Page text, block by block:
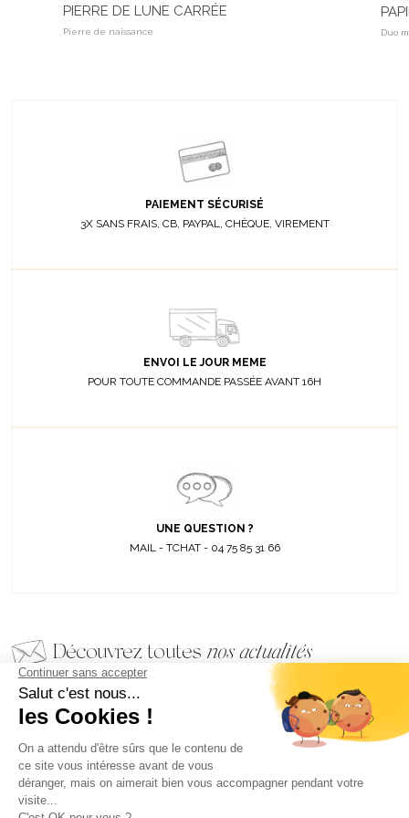
PIERRE DE LUNE CARRÉE
Pierre de naissance Duo
PAIEMENT SÉCURISÉ
3X SANS FRAIS, CB, PAYPAL, CHÈQUE, VIREMENT
ENVOI LE JOUR MEME
POUR TOUTE COMMANDE PASSÉE AVANT 16H
UNE QUESTION ?
MAIL - TCHAT - 04 75 85 31 66
Découvrez toutes nos actualités
EMAIL
VALIDER